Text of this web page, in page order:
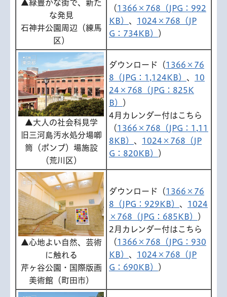
▲緑豊かな街で、新た
な発見
石神井公園周辺（練馬
区）
（1366×768（JPG：992
KB） 、 1024×768（JP
G：734KB）
）
▲大人の社会科見学
旧三河島汚水処分場喞
筒（ポンプ）場施設
（荒川区）
ダウンロード（1366×76
8（JPG：1,124KB） 、 10
24×768（JPG：825K
B）
）
4月カレンダー付はこちら
（1366×768（JPG：1,11
8KB） 、 1024×768（JP
G：820KB）
）
▲心地よい自然、芸術
に触れる
芹ヶ谷公園・国際版画
美術館（町田市）
ダウンロード（1366×76
8（JPG：929KB） 、 1024
×768（JPG：685KB）
）
2月カレンダー付はこちら
（1366×768（JPG：930
KB） 、 1024×768（JP
G：690KB）
）